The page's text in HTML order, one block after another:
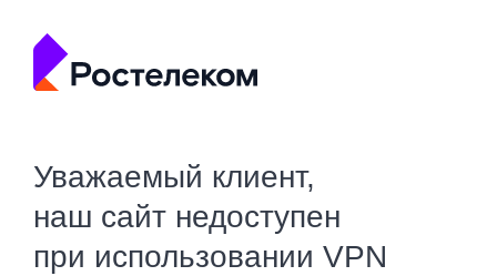
Уважаемый клиент,
наш сайт недоступен
при использовании VPN